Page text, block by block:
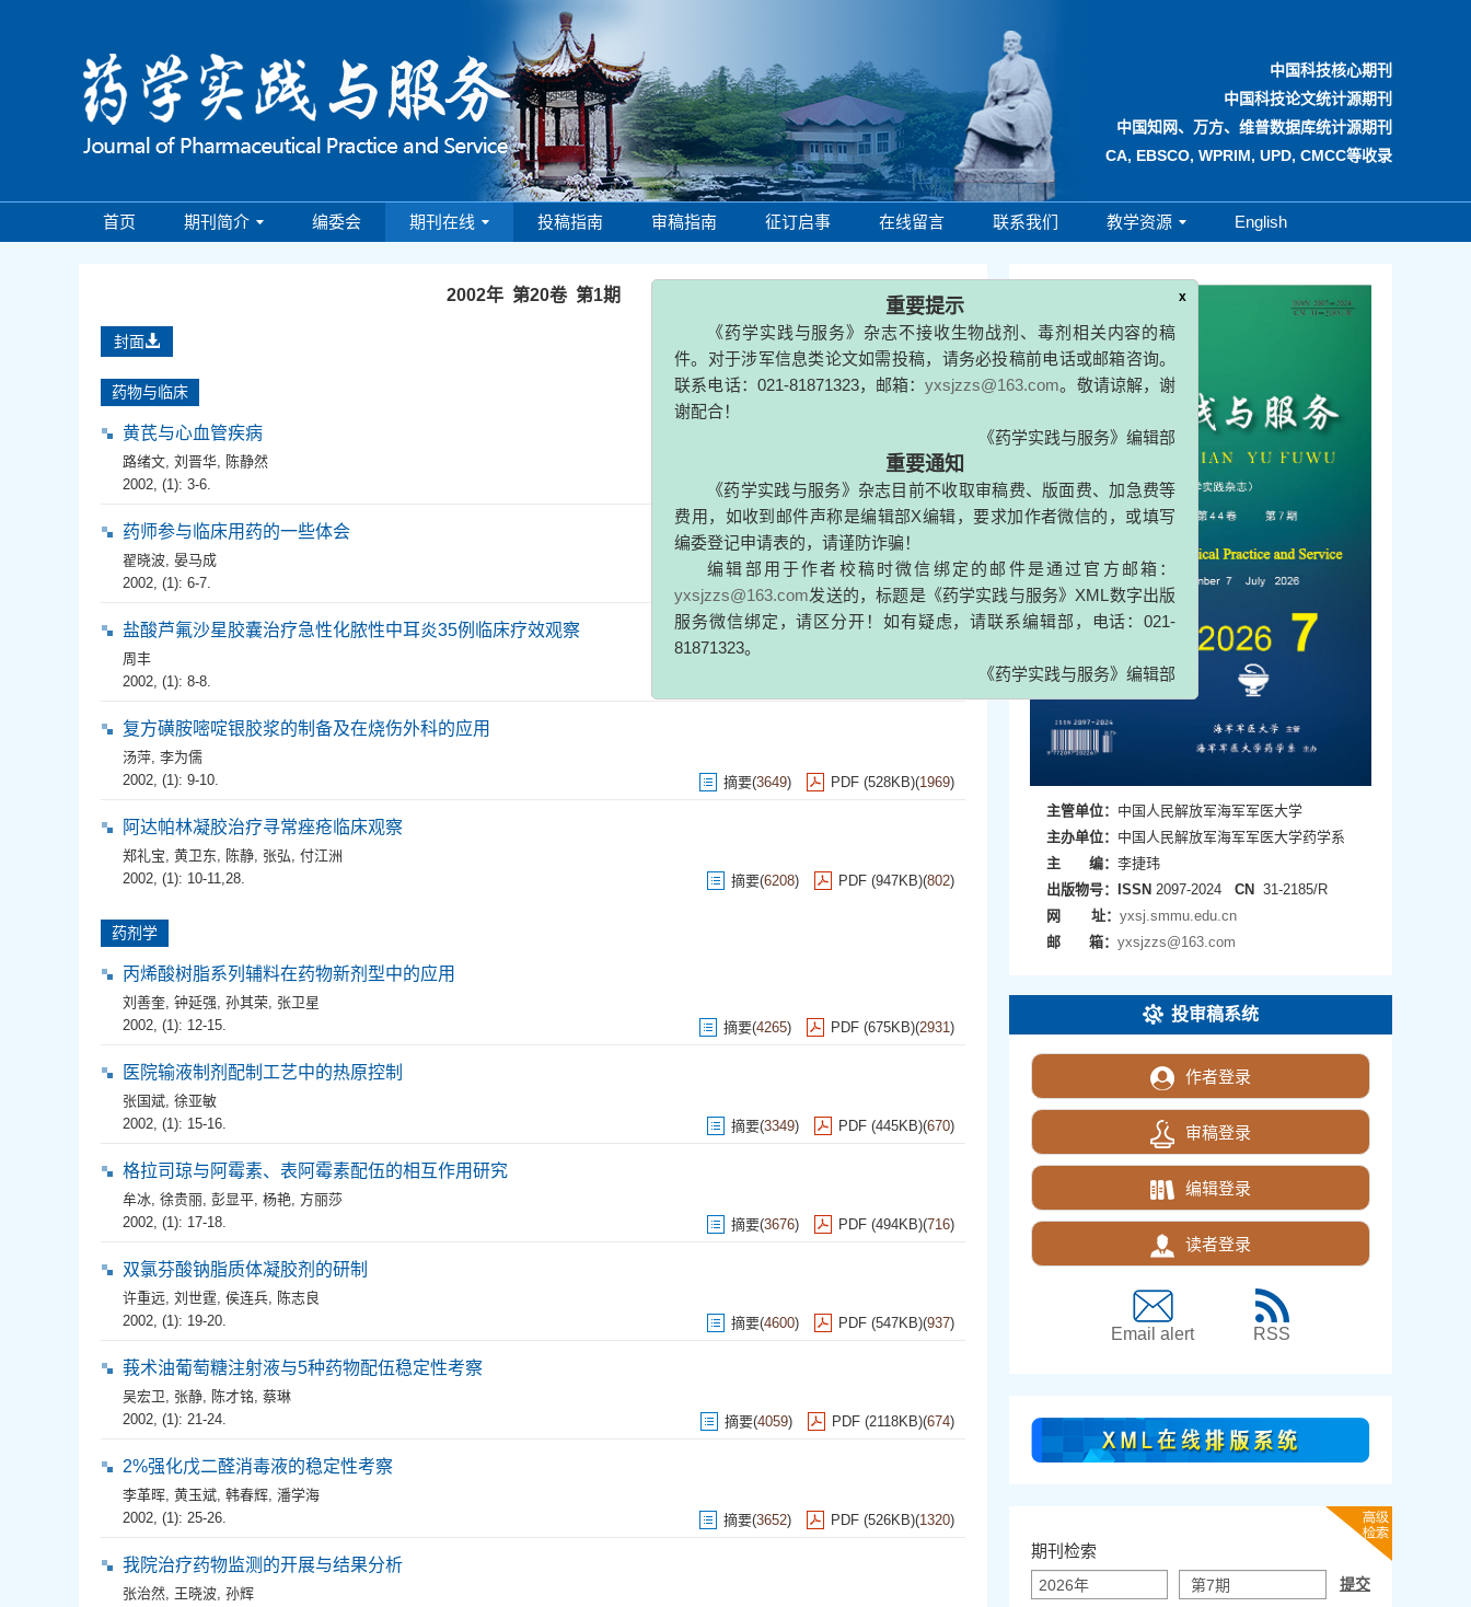
中国科技核心期刊
中国科技论文统计源期刊
中国知网、万方、维普数据库统计源期刊
CA, EBSCO, WPRIM, UPD, CMCC等收录
首页 期刊简介 编委会 期刊在线 投稿指南 审稿指南 征订启事 在线留言 联系我们 教学资源 English
重要提示
件。对于涉军信息类论文如需投稿，请务必投稿前电话或邮箱咨询。
联系电话：021-81871323，邮箱：yxsjzzs@163.com。敬请谅解，谢
谢配合！
《药学实践与服务》编辑部
药学实践与服务》杂志目前不收取审稿费、版面费、加急费等
费用，如收到邮件声称是编辑部X编辑，要求加作者微信的，或填写
编委登记申请表的，请谨防诈骗！
编辑部用于作者校稿时微信绑定的邮件是通过官方邮箱：
yxsjzzs@163.com发送的，标题是《药学实践与服务》XML数字出版
服务微信绑定，请区分开！如有疑虑，请联系编辑部，电话：021-
81871323。
《药学实践与服务》编辑部
2002年 第20卷 第1期
封面
药物与临床
黄芪与心血管疾病
路绪文, 刘晋华, 陈静然
2002, (1): 3-6.
摘要(3744) PDF (701KB)(1665)
药师参与临床用药的一些体会
翟晓波, 晏马成
2002, (1): 6-7.
摘要( 3132 PDF (335KB) 511)
盐酸芦氟沙星胶囊治疗急性化脓性中耳炎35例临床疗效观察
周丰
2002, (1): 8-8.
复方磺胺嘧啶银胶浆的制备及在烧伤外科的应用
汤萍, 李为儒
2002, (1): 9-10.
摘要(3649) PDF (528KB)(1969)
阿达帕林凝胶治疗寻常痤疮临床观察
郑礼宝, 黄卫东, 陈静, 张弘, 付江洲
2002, (1): 10-11,28.
摘要(6208) PDF (947KB)(802)
药剂学
丙烯酸树脂系列辅料在药物新剂型中的应用
刘善奎, 钟延强, 孙其荣, 张卫星
2002, (1): 12-15.
摘要(4265) PDF (675KB)(2931)
医院输液制剂配制工艺中的热原控制
张国斌, 徐亚敏
2002, (1): 15-16.
摘要(3349) PDF (445KB)(670)
格拉司琼与阿霉素、表阿霉素配伍的相互作用研究
牟冰, 徐贵丽, 彭显平, 杨艳, 方丽莎
2002, (1): 17-18.
摘要(3676) PDF (494KB)(716)
双氯芬酸钠脂质体凝胶剂的研制
许重远, 刘世霆, 侯连兵, 陈志良
2002, (1): 19-20.
摘要(4600) PDF (547KB)(937)
莪术油葡萄糖注射液与5种药物配伍稳定性考察
吴宏卫, 张静, 陈才铭, 蔡琳
2002, (1): 21-24.
摘要(4059) PDF (2118KB)(674)
2%强化戊二醛消毒液的稳定性考察
李革晖, 黄玉斌, 韩春辉, 潘学海
2002, (1): 25-26.
摘要(3652) PDF (526KB)(1320)
我院治疗药物监测的开展与结果分析
张治然, 王晓波, 孙辉
主管单位： 中国人民解放军海军军医大学
主办单位： 中国人民解放军海军军医大学药学系
主 编：李捷玮
出版物号：
ISSN 2097-2024 CN
31-2185/R
网 址：yxsj.smmu.edu.cn
邮 箱：yxsjzzs@163.com
投审稿系统
作者登录
审稿登录
编辑登录
读者登录
Email alert RSS
期刊检索